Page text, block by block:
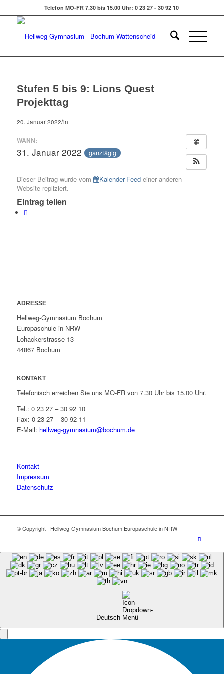
Telefon MO-FR 7.30 bis 15.00 Uhr: 0 23 27 - 30 92 10
Stufen 5 bis 9: Lions Quest
Projekttag
20. Januar 2022/in
WANN:
31. Januar 2022 ganztägig
Dieser Beitrag wurde vom Kalender-Feedeiner anderen
Website repliziert.
Eintrag teilen
ADRESSE
Hellweg-Gymnasium Bochum
Europaschule in NRW
Lohackerstrasse 13
44867 Bochum
KONTAKT
Telefonisch erreichen Sie uns MO-FR von 7.30 Uhr bis 15.00 Uhr.
Tel.: 0 23 27 – 30 92 10
Fax: 0 23 27 – 30 92 11
E-Mail: hellweg-gymnasium@bochum.de
Kontakt
Impressum
Datenschutz
© Copyright | Hellweg-Gymnasium Bochum Europaschule in NRW
Deutsch